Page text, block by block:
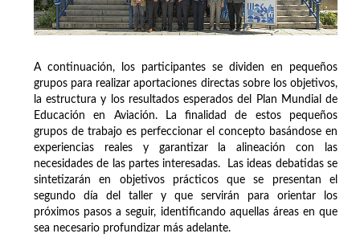
A continuación, los participantes se dividen en pequeños
grupos para realizar aportaciones directas sobre los objetivos,
la estructura y los resultados esperados del Plan Mundial de
Educación en Aviación. La finalidad de estos pequeños
grupos de trabajo es perfeccionar el concepto basándose en
experiencias reales y garantizar la alineación con las
necesidades de las partes interesadas. Las ideas debatidas se
sintetizarán en objetivos prácticos que se presentan el
segundo día del taller y que servirán para orientar los
próximos pasos a seguir, identificando aquellas áreas en que
sea necesario profundizar más adelante.